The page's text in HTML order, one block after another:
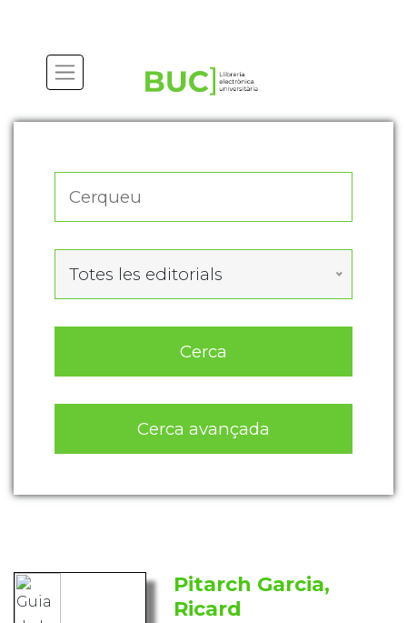
Totes les editorials
Cerca
Cerca avançada
Pitarch Garcia,
Ricard